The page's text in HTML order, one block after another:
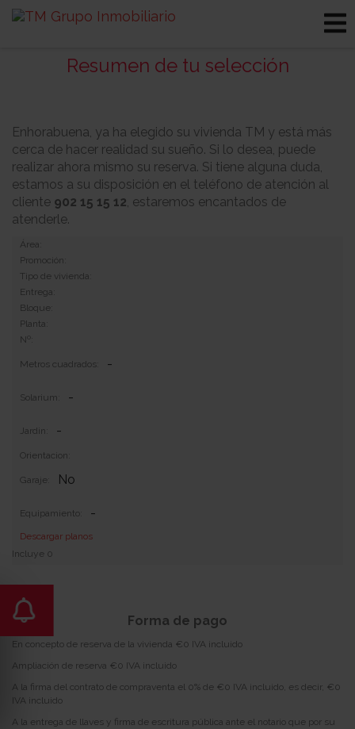
Resumen de tu selección
Enhorabuena, ya ha elegido su vivienda TM y está más
cerca de hacer realidad su sueño. Si lo desea, puede
realizar ahora mismo su reserva. Si tiene alguna duda,
estamos a su disposición en el teléfono de atención al
cliente 902 15 15 12, estaremos encantados de
atenderle.
Área:
Promoción:
Tipo de vivienda:
Entrega:
Bloque:
Planta:
Nº:
Metros cuadrados: -
Solarium: -
Jardin: -
Orientacion:
Garaje: No
Equipamiento: -
Descargar planos
Incluye 0
Forma de pago
En concepto de reserva de la vivienda €0 IVA incluido
Ampliación de reserva €0 IVA incluido
A la firma del contrato de compraventa el 0% de €0 IVA incluido, es decir, €0
IVA incluido
A la entrega de llaves y firma de escritura pública ante el notario que por su